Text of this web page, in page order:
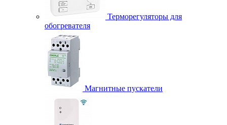
Терморегуляторы для
обогревателя
Магнитные пускатели